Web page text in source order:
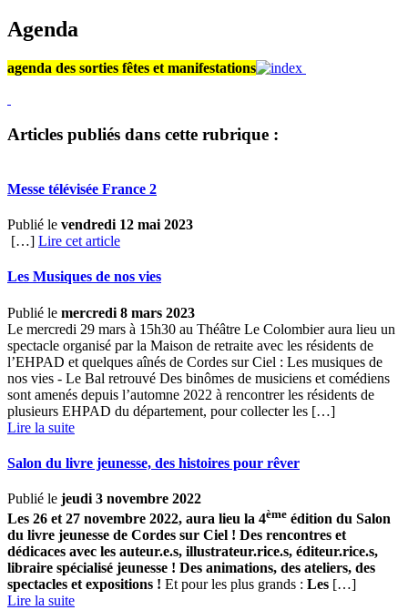
Agenda
agenda des sorties fêtes et manifestations
Articles publiés dans cette rubrique :
Messe télévisée France 2
Publié le vendredi 12 mai 2023
[…] Lire cet article
Les Musiques de nos vies
Publié le mercredi 8 mars 2023
Le mercredi 29 mars à 15h30 au Théâtre Le Colombier aura lieu un
spectacle organisé par la Maison de retraite avec les résidents de
l’EHPAD et quelques aînés de Cordes sur Ciel : Les musiques de
nos vies - Le Bal retrouvé Des binômes de musiciens et comédiens
sont amenés depuis l’automne 2022 à rencontrer les résidents de
plusieurs EHPAD du département, pour collecter les […] ­
Lire la suite
Salon du livre jeunesse, des histoires pour rêver
Publié le jeudi 3 novembre 2022
Les 26 et 27 novembre 2022, aura lieu la 4ème édition du Salon
du livre jeunesse de Cordes sur Ciel ! Des rencontres et
dédicaces avec les auteur.e.s, illustrateur.rice.s, éditeur.rice.s,
libraire spécialisé jeunesse ! Des animations, des ateliers, des
spectacles et expositions ! Et pour les plus grands : Les […] ­
Lire la suite